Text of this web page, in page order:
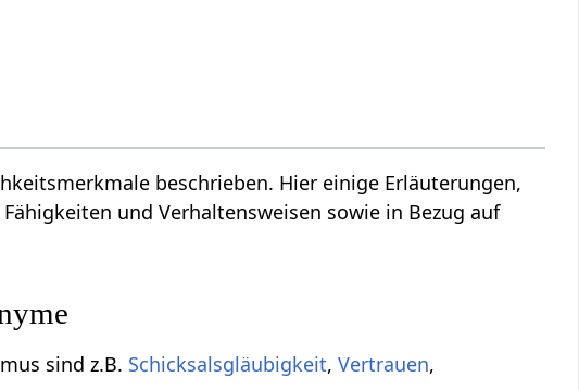
beschrieben. Hier einige Erläuterungen,
und Verhaltensweisen sowie in Bezug auf
sind z.B. Schicksalsgläubigkeit,Vertrauen,